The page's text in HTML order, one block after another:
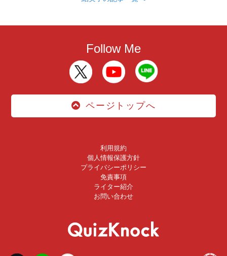
Follow Me
ページトップへ
利用規約
個人情報保護方針
プライバシーポリシー
免責事項
ライター紹介
お問い合わせ